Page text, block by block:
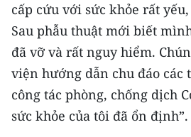
TIN MỚI
TIN ĐỊA PHƯƠNG
Trung du và miền núi phía Bắc
cấp cứu với sức khỏe rất
Sau phẫu thuật mới biết
đã vỡ và rất nguy hiểm.
viện hướng dẫn chu đáo các
công tác phòng, chống dịch
sức khỏe của tôi đã ổn định”.